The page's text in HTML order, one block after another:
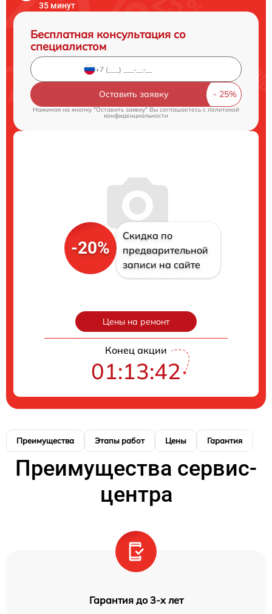
35 минут
Бесплатная консультация со
специалистом
Оставить заявку
Нажимая на кнопку "Оставить заявку" Вы соглашаетесь c политикой
конфиденциальности
-20%
Скидка по
предварительной
записи на сайте
Цены на ремонт
Конец акции
01:13:41
Преимущества Этапы работ Цены Гарантия
Преимущества сервис-
центра
Гарантия до 3-х лет